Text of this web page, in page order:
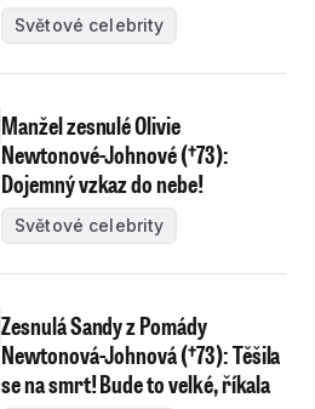
Světové celebrity
Manžel zesnulé Olivie
Newtonové-Johnové (†73):
Dojemný vzkaz do nebe!
Světové celebrity
Zesnulá Sandy z Pomády
Newtonová-Johnová (†73): Těšila
se na smrt! Bude to velké, říkala